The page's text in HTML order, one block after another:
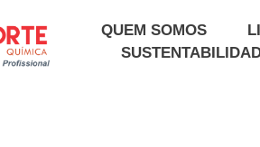
QUEM SOMOS